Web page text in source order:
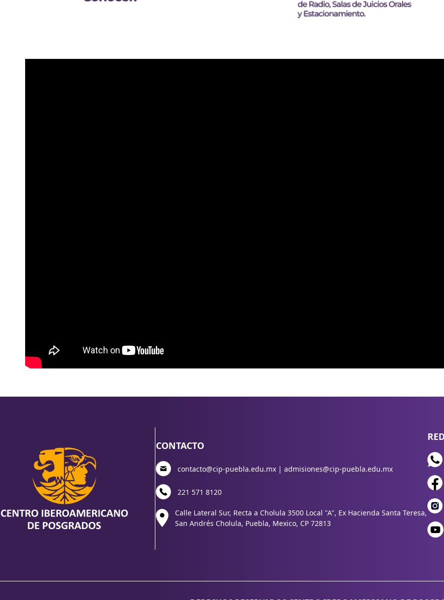
CONTACTO
contacto@cip-puebla.edu.mx | admisiones@cip-puebla.edu.mx
221 571 8120
Calle Lateral Sur, Recta a Cholula 3500 Local "A", Ex Hacienda Santa Teresa,
San Andrés Cholula, Puebla, Mexico, CP 72813